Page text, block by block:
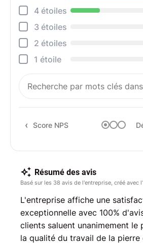
4 étoiles
3 étoiles
2 étoiles
1 étoile
Score NPS
Résumé des avis
Basé sur les 38 avis de l'entreprise, créé avec
L'entreprise affiche une
exceptionnelle avec 100%
clients saluent unanimement le
la qualité du travail de la